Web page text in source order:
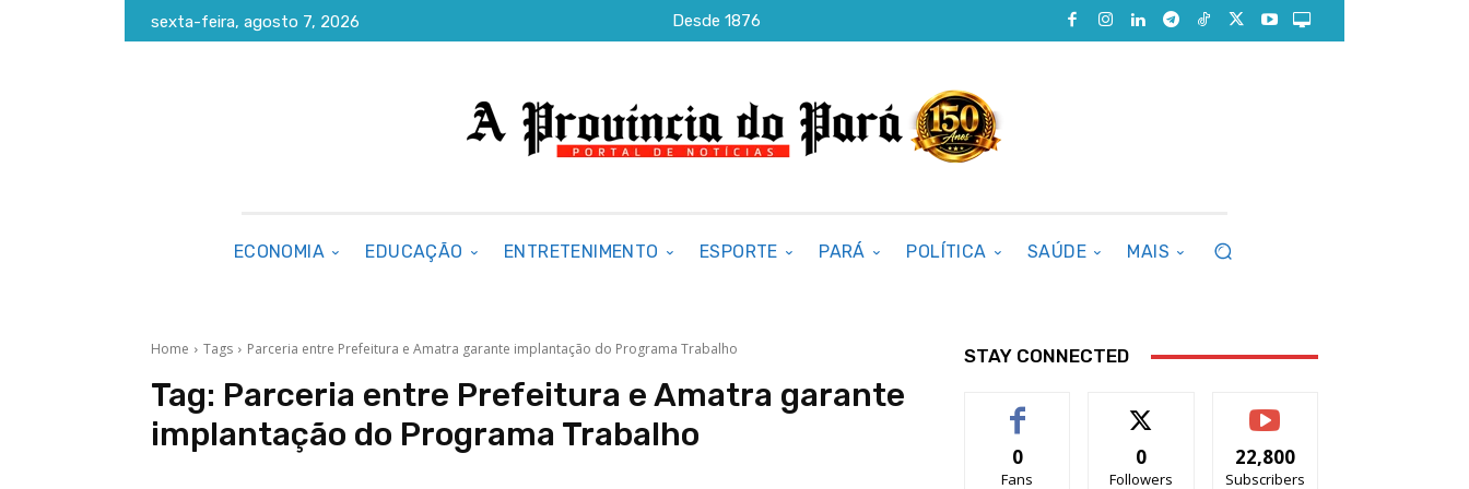
sexta-feira, agosto 7, 2026 Desde 1876
ECONOMIA EDUCAÇÃO ENTRETENIMENTO ESPORTE PARÁ POLÍTICA SAÚDE MAIS
Home Tags Parceria entre Prefeitura e Amatra garante implantação do Programa Trabalho
Tag: Parceria entre Prefeitura e Amatra garante
implantação do Programa Trabalho
STAY CONNECTED
0
Fans
0
Followers
22,800
Subscribers